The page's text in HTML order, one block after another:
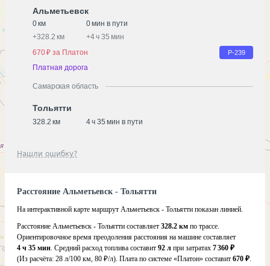
Альметьевск
0 км
0 мин в пути
+328.2 км +4 ч 35 мин
670 ₽ за Платон
Р-239
Платная дорога
Самарская область
Тольятти
328.2 км 4 ч 35 мин в пути
Нашли ошибку?
Расстояние Альметьевск - Тольятти
На интерактивной карте маршрут Альметьевск - Тольятти показан линией.
Расстояние Альметьевск - Тольятти составляет 328.2 км по трассе.
Ориентировочное время преодоления расстояния на машине составляет
4 ч 35 мин. Средний расход топлива составит 92 л при затратах 7 360 ₽
(Из расчёта: 28 л/100 км, 80 ₽/л). Плата по системе «Платон» составит 670 ₽.